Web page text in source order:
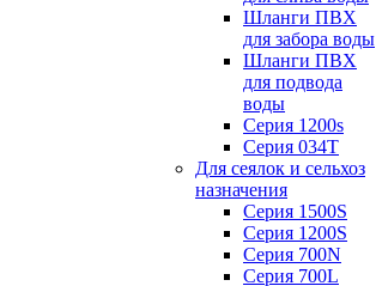
Шланги ПВХ
для забора воды
Шланги ПВХ
для подвода
воды
Серия 1200s
Серия 034Т
Для сеялок и сельхоз
назначения
Серия 1500S
Серия 1200S
Серия 700N
Серия 700L